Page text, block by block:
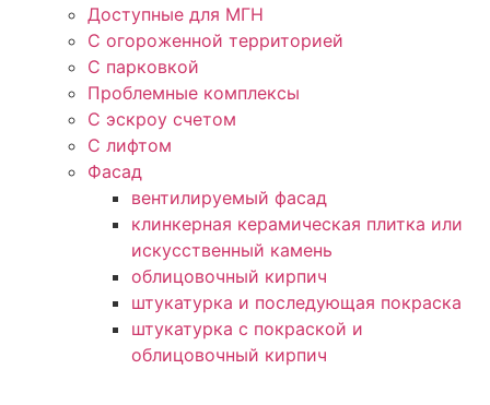
Доступные для МГН
С огороженной территорией
С парковкой
Проблемные комплексы
С эскроу счетом
С лифтом
Фасад
вентилируемый фасад
клинкерная керамическая плитка или
искусственный камень
облицовочный кирпич
штукатурка и последующая покраска
штукатурка с покраской и
облицовочный кирпич